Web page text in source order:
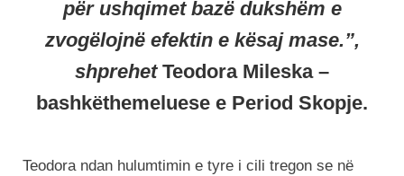
për ushqimet bazë dukshëm e
zvogëlojnë efektin e kësaj mase.”,
shprehet Teodora Mileska –
bashkëthemeluese e Period Skopje.
Teodora ndan hulumtimin e tyre i cili tregon se në